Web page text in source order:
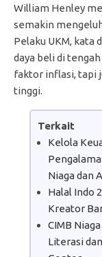
William Henley
semakin
Pelaku UKM, kata
daya beli di
faktor inflasi, tapi
tinggi.
Terkait
Kelola
Niaga dan
Halal Indo
Kreator
CIMB
Literasi